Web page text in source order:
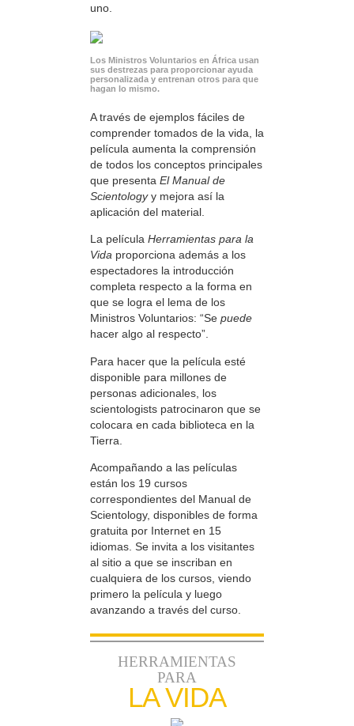
uno.
Los Ministros Voluntarios en África usan
sus destrezas para proporcionar ayuda
personalizada y entrenan otros para que
hagan lo mismo.
A través de ejemplos fáciles de
comprender tomados de la vida, la
película aumenta la comprensión
de todos los conceptos principales
que presenta El Manual de
Scientologyy mejora así la
aplicación del material.
La película Herramientas para la
Vida proporciona además a los
espectadores la introducción
completa respecto a la forma en
que se logra el lema de los
Ministros Voluntarios: “Se puede
hacer algo al respecto”.
Para hacer que la película esté
disponible para millones de
personas adicionales, los
scientologists patrocinaron que se
colocara en cada biblioteca en la
Tierra.
Acompañando a las películas
están los 19 cursos
correspondientes del Manual de
Scientology, disponibles de forma
gratuita por Internet en 15
idiomas. Se invita a los visitantes
al sitio a que se inscriban en
cualquiera de los cursos, viendo
primero la película y luego
avanzando a través del curso.
HERRAMIENTAS
PARA
LA VIDA